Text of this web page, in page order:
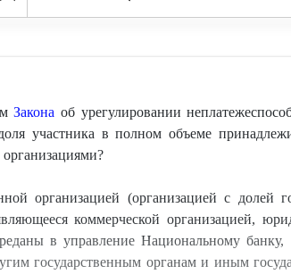
Закона об урегулировании
участника в полном объеме
организацией (организацией с долей
коммерческой организацией,
в управление Национальному
государственным органам и иным